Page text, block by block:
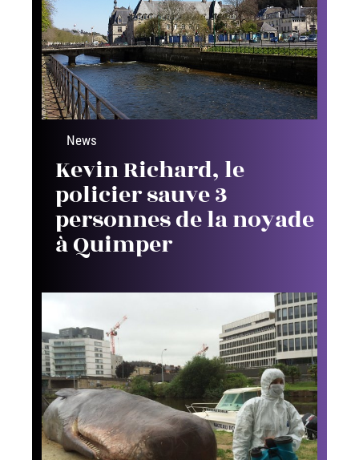
News
Kevin Richard, le
policier sauve 3
personnes de la noyade
à Quimper